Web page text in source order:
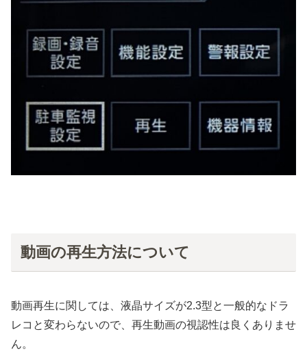
動画の再生方法について
動画再生に関しては、液晶サイズが2.3型と一般的なドラ
レコと変わらないので、再生動画の視認性は良くありませ
ん。